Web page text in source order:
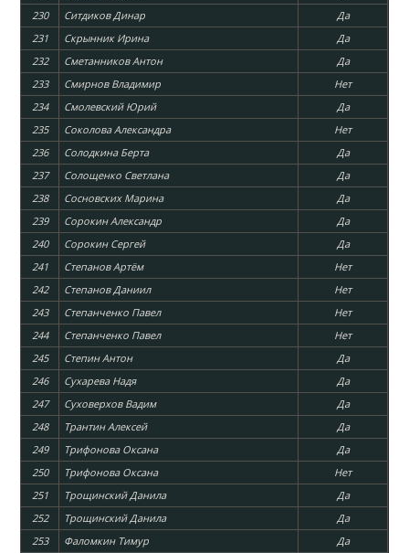
230
Ситдиков Динар
Да
231
Скрынник Ирина
Да
232
Сметанников Антон
Да
233
Смирнов Владимир
Нет
234
Смолевский Юрий
Да
235
Соколова Александра
Нет
236
Солодкина Берта
Да
237
Солощенко Светлана
Да
238
Сосновских Марина
Да
239
Сорокин Александр
Да
240
Сорокин Сергей
Да
241
Степанов Артём
Нет
242
Степанов Даниил
Нет
243
Степанченко Павел
Нет
244
Степанченко Павел
Нет
245
Степин Антон
Да
246
Сухарева Надя
Да
247
Суховерхов Вадим
Да
248
Трантин Алексей
Да
249
Трифонова Оксана
Да
250
Трифонова Оксана
Нет
251
Трощинский Данила
Да
252
Трощинский Данила
Да
253
Фаломкин Тимур
Да